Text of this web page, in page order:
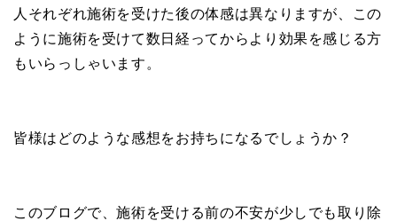
人それぞれ施術を受けた後の体感は異なりますが、この
ように施術を受けて数日経ってからより効果を感じる方
もいらっしゃいます。
皆様はどのような感想をお持ちになるでしょうか？
このブログで、施術を受ける前の不安が少しでも取り除